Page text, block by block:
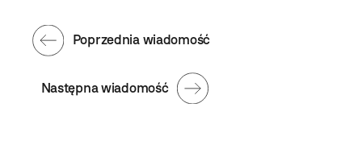
Następna wiadomość
Poprzednia wiadomość